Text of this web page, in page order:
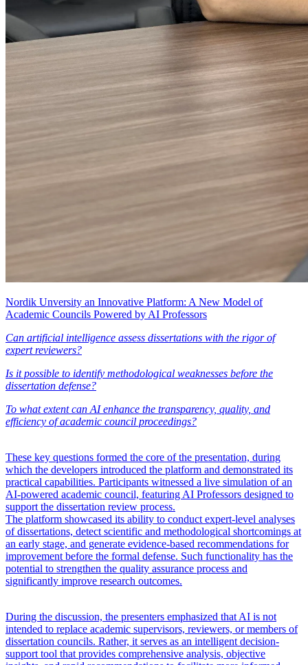
Nordik Unversity an Innovative Platform: A New Model of
Academic Councils Powered by AI Professors
Can artificial intelligence assess dissertations with the rigor of
expert reviewers?
Is it possible to identify methodological weaknesses before the
dissertation defense?
To what extent can AI enhance the transparency, quality, and
efficiency of academic council proceedings?
These key questions formed the core of the presentation, during
which the developers introduced the platform and demonstrated its
practical capabilities. Participants witnessed a live simulation of an
AI-powered academic council, featuring AI Professors designed to
support the dissertation review process.
The platform showcased its ability to conduct expert-level analyses
of dissertations, detect scientific and methodological shortcomings at
an early stage, and generate evidence-based recommendations for
improvement before the formal defense. Such functionality has the
potential to strengthen the quality assurance process and
significantly improve research outcomes.
During the discussion, the presenters emphasized that AI is not
intended to replace academic supervisors, reviewers, or members of
dissertation councils. Rather, it serves as an intelligent decision-
support tool that provides comprehensive analysis, objective